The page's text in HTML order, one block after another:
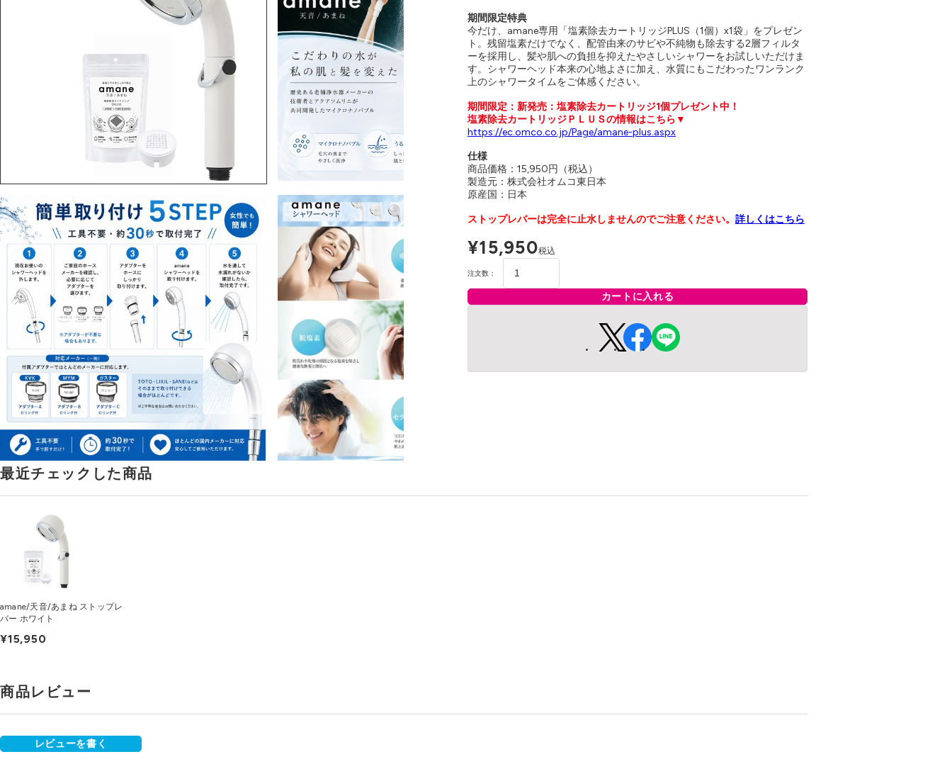
期間限定特典
今だけ、amane専用「塩素除去カートリッジPLUS（1個）x1袋」をプレゼン
ト。残留塩素だけでなく、配管由来のサビや不純物も除去する2層フィルタ
ーを採用し、髪や肌への負担を抑えたやさしいシャワーをお試しいただけま
す。シャワーヘッド本来の心地よさに加え、水質にもこだわったワンランク
上のシャワータイムをご体感ください。
期間限定：新発売：塩素除去カートリッジ1個プレゼント中！
塩素除去カートリッジＰＬＵＳの情報はこちら▼
https://ec.omco.co.jp/Page/amane-plus.aspx
仕様
商品価格：15,950円（税込）
製造元：株式会社オムコ東日本
原産国：日本
ストップレバーは完全に止水しませんのでご注意ください。 詳しくはこちら
¥15,950税込
注文数：
カートに入れる
最近チェックした商品
amane/天音/あまね ストップレ
バー ホワイト
¥15,950
商品レビュー
レビューを書く